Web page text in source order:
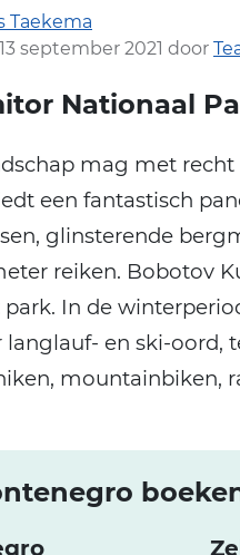
Taekema
september 2021 door
Nationaal
mag met
een fantastisch
glinsterende
reiken. Bobotov
In de
langlauf- en ski-oord,
mountainbiken,